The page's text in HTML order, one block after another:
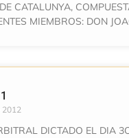
CATALUNYA,
MIEMBROS: DON
2012
DICTADO EL DIA